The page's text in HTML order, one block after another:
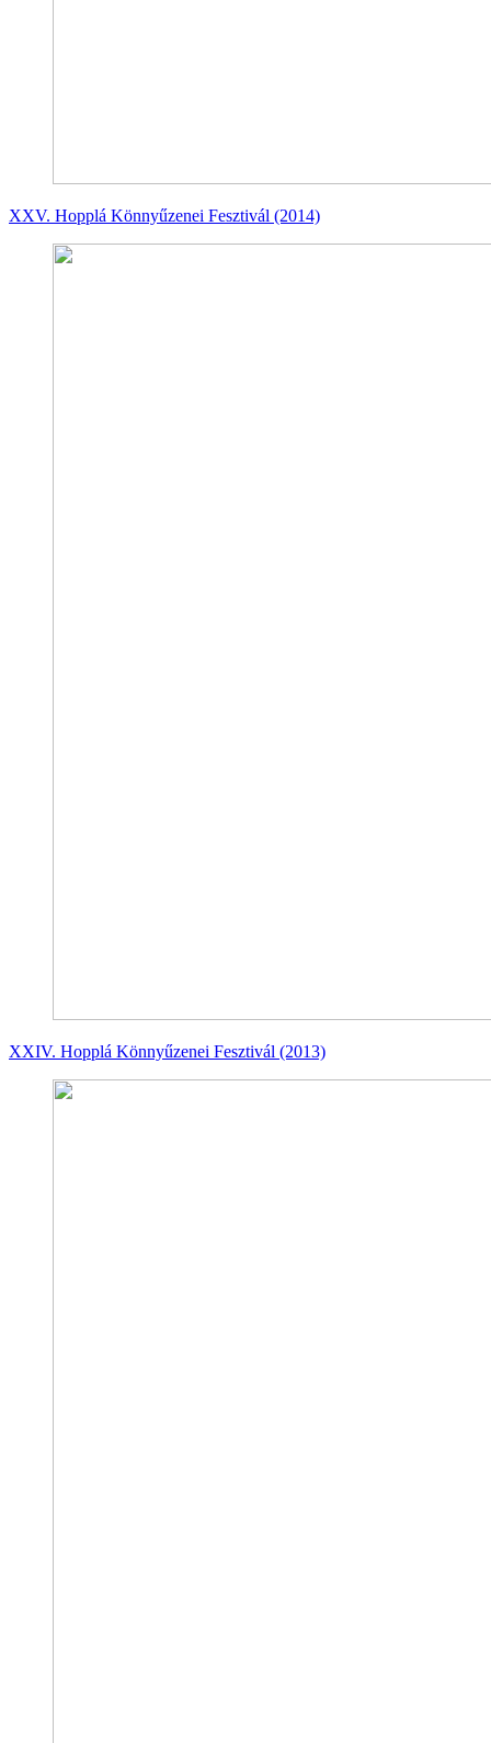
XXV. Hopplá Könnyűzenei Fesztivál (2014)
XXIV. Hopplá Könnyűzenei Fesztivál (2013)